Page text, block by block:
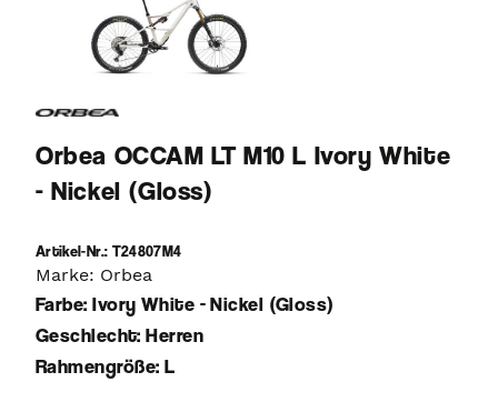
Orbea OCCAM LT M10 L Ivory White
- Nickel (Gloss)
Artikel-Nr.: T24807M4
Marke: Orbea
Farbe: Ivory White - Nickel (Gloss)
Geschlecht: Herren
Rahmengröße: L